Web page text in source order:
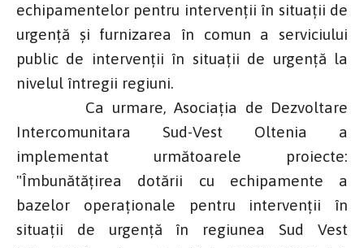
echipamentelor pentru intervenții în situații de
urgență și furnizarea în comun a serviciului
public de intervenții în situații de urgență la
nivelul întregii regiuni.
Ca urmare, Asociația de Dezvoltare
Intercomunitara Sud-Vest Oltenia a
implementat următoarele proiecte:
"Îmbunătățirea dotării cu echipamente a
bazelor operaționale pentru intervenții în
situații de urgență în regiunea Sud Vest